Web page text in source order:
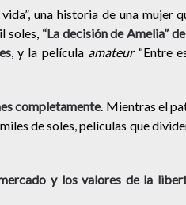
una historia de una mujer
soles, “La decisión de Amelia”
, y la película amateur“Entre
completamente. Mientras el
de soles, películas que
y los valores de la